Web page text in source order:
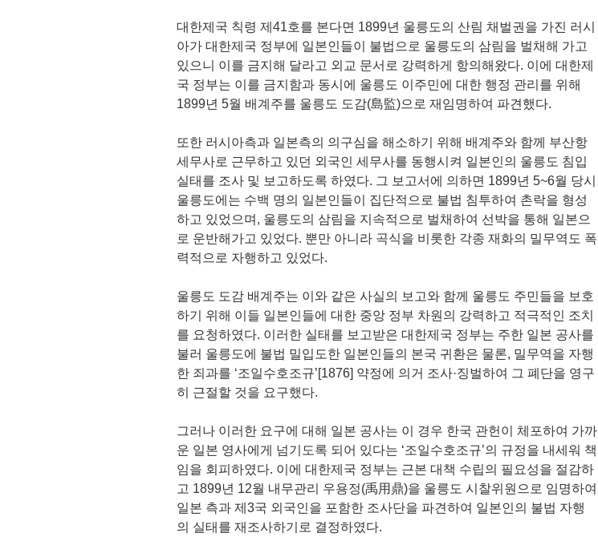
대한제국 칙령 제41호를 본다면 1899년 울릉도의 산림 채벌권을 가진 러시
아가 대한제국 정부에 일본인들이 불법으로 울릉도의 삼림을 벌채해 가고
있으니 이를 금지해 달라고 외교 문서로 강력하게 항의해왔다. 이에 대한제
국 정부는 이를 금지함과 동시에 울릉도 이주민에 대한 행정 관리를 위해
1899년 5월 배계주를 울릉도 도감(島監)으로 재임명하여 파견했다.
또한 러시아측과 일본측의 의구심을 해소하기 위해 배계주와 함께 부산항
세무사로 근무하고 있던 외국인 세무사를 동행시켜 일본인의 울릉도 침입
실태를 조사 및 보고하도록 하였다. 그 보고서에 의하면 1899년 5~6월 당시
울릉도에는 수백 명의 일본인들이 집단적으로 불법 침투하여 촌락을 형성
하고 있었으며, 울릉도의 삼림을 지속적으로 벌채하여 선박을 통해 일본으
로 운반해가고 있었다. 뿐만 아니라 곡식을 비롯한 각종 재화의 밀무역도 폭
력적으로 자행하고 있었다.
울릉도 도감 배계주는 이와 같은 사실의 보고와 함께 울릉도 주민들을 보호
하기 위해 이들 일본인들에 대한 중앙 정부 차원의 강력하고 적극적인 조치
를 요청하였다. 이러한 실태를 보고받은 대한제국 정부는 주한 일본 공사를
불러 울릉도에 불법 밀입도한 일본인들의 본국 귀환은 물론, 밀무역을 자행
한 죄과를 ‘조일수호조규’[1876] 약정에 의거 조사·징벌하여 그 폐단을 영구
히 근절할 것을 요구했다.
그러나 이러한 요구에 대해 일본 공사는 이 경우 한국 관헌이 체포하여 가까
운 일본 영사에게 넘기도록 되어 있다는 ‘조일수호조규’의 규정을 내세워 책
임을 회피하였다. 이에 대한제국 정부는 근본 대책 수립의 필요성을 절감하
고 1899년 12월 내무관리 우용정(禹用鼎)을 울릉도 시찰위원으로 임명하여
일본 측과 제3국 외국인을 포함한 조사단을 파견하여 일본인의 불법 자행
의 실태를 재조사하기로 결정하였다.